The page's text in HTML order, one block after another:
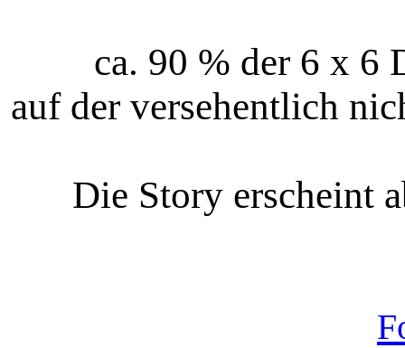
ca. 90 % der 6 x 6
auf der versehentlich
Die Story erscheint